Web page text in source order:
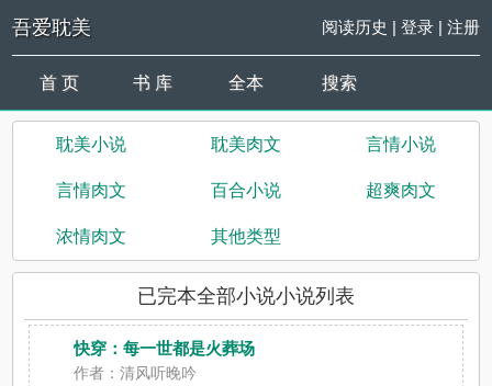
吾爱耽美 阅读历史 | 登录| 注册
首 页 书 库 全本 搜索
耽美小说 耽美肉文 言情小说
言情肉文 百合小说 超爽肉文
浓情肉文 其他类型
已完本全部小说小说列表
快穿：每一世都是火葬场
作者：清风听晚吟